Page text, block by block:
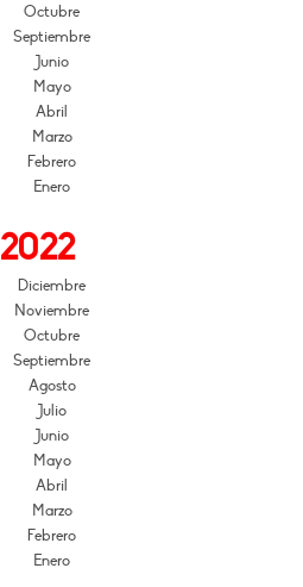
Octubre
Septiembre
Junio
Mayo
Abril
Marzo
Febrero
Enero
2022
Diciembre
Noviembre
Octubre
Septiembre
Agosto
Julio
Junio
Mayo
Abril
Marzo
Febrero
Enero